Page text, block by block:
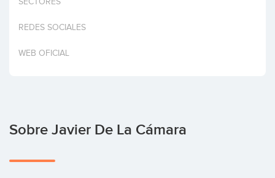
REDES SOCIALES
WEB OFICIAL
Sobre Javier De La Cámara